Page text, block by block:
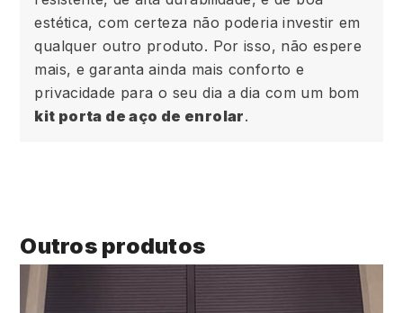
estética, com certeza não poderia investir em
qualquer outro produto. Por isso, não espere
mais, e garanta ainda mais conforto e
privacidade para o seu dia a dia com um bom
kit porta de aço de enrolar.
Outros produtos